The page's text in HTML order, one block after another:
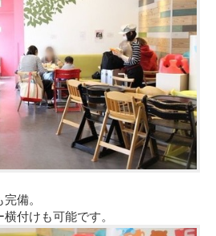
備。
付けも可能です。